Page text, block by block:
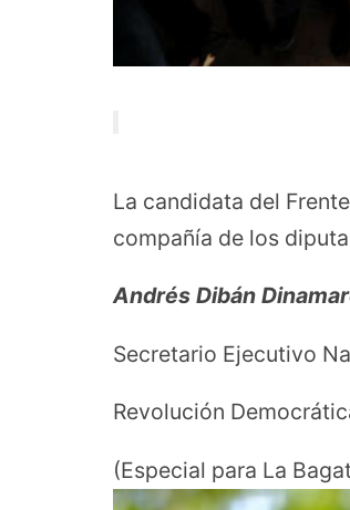
La candidata del
compañía de los
Andrés Dibán
Secretario Ejecutivo
Revolución
(Especial para La